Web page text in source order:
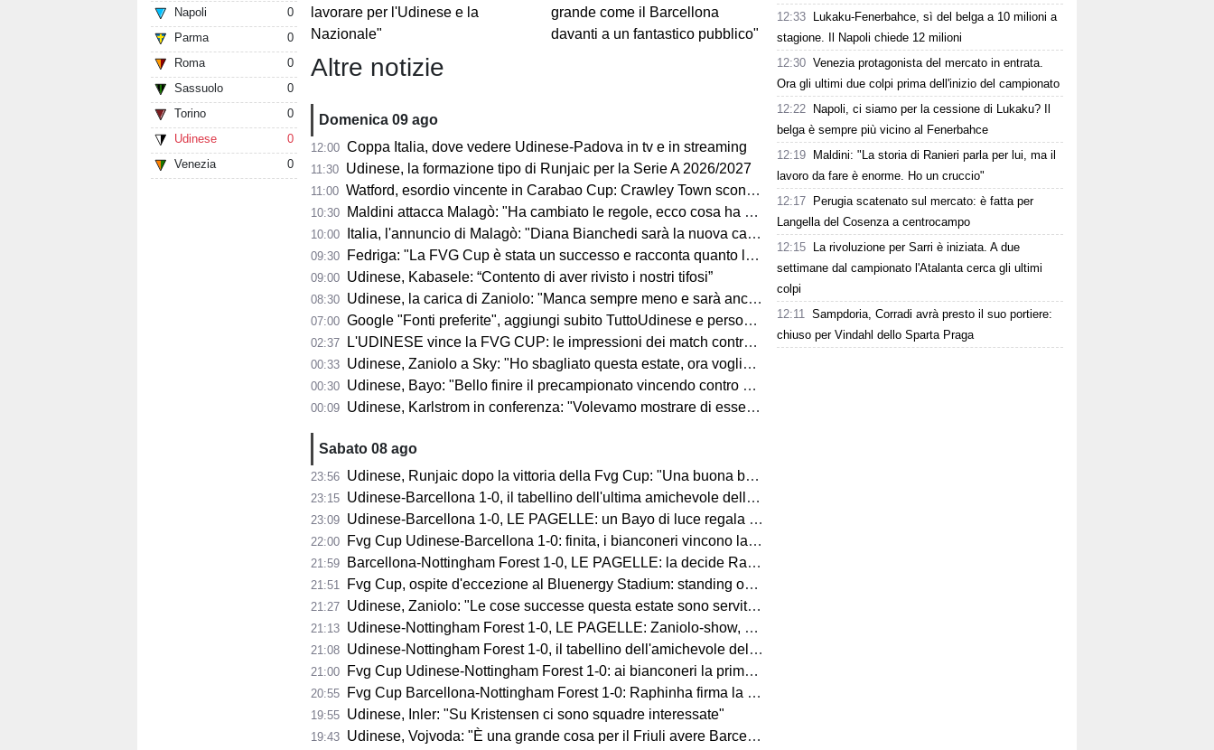
Napoli
0
Parma
0
Roma
0
Sassuolo
0
Torino
0
Udinese
0
Venezia
0
lavorare per l'Udinese e la
Nazionale"
grande come il Barcellona
davanti a un fantastico pubblico"
Altre notizie
Domenica 09 ago
12:00 Coppa Italia, dove vedere Udinese-Padova in tv e in streaming
11:30 Udinese, la formazione tipo di Runjaic per la Serie A 2026/2027
11:00 Watford, esordio vincente in Carabao Cup: Crawley Town sconfitto con un gol nel recupero
10:30 Maldini attacca Malagò: "Ha cambiato le regole, ecco cosa ha detto a me e a Leonardo"
10:00 Italia, l'annuncio di Malagò: "Diana Bianchedi sarà la nuova capodelegazione della Nazionale"
09:30 Fedriga: "La FVG Cup è stata un successo e racconta quanto lontano possiamo arrivare come regione"
09:00 Udinese, Kabasele: “Contento di aver rivisto i nostri tifosi”
08:30 Udinese, la carica di Zaniolo: "Manca sempre meno e sarà ancora tutto più bello"
07:00 Google "Fonti preferite", aggiungi subito TuttoUdinese e personalizza le tue notizie
02:37 L'UDINESE vince la FVG CUP: le impressioni dei match contro Barcellona e Nottingham Forest
00:33 Udinese, Zaniolo a Sky: "Ho sbagliato questa estate, ora voglio lavorare per l'Udinese e la Nazionale"
00:30 Udinese, Bayo: "Bello finire il precampionato vincendo contro una grande come il Barcellona davanti a un fantastico pubblico"
00:09 Udinese, Karlstrom in conferenza: "Volevamo mostrare di essere pronti per la stagione"
Sabato 08 ago
23:56 Udinese, Runjaic dopo la vittoria della Fvg Cup: "Una buona base su cui costruire"
23:15 Udinese-Barcellona 1-0, il tabellino dell'ultima amichevole della FVG Cup
23:09 Udinese-Barcellona 1-0, LE PAGELLE: un Bayo di luce regala la Fvg Cup
22:00 Fvg Cup Udinese-Barcellona 1-0: finita, i bianconeri vincono la prima edizione
21:59 Barcellona-Nottingham Forest 1-0, LE PAGELLE: la decide Raphinha su rigore
21:51 Fvg Cup, ospite d'eccezione al Bluenergy Stadium: standing ovation per Handanovic
21:27 Udinese, Zaniolo: "Le cose successe questa estate sono servite per tornare più forte di prima"
21:13 Udinese-Nottingham Forest 1-0, LE PAGELLE: Zaniolo-show, Solet decisivo
21:08 Udinese-Nottingham Forest 1-0, il tabellino dell'amichevole della Fvg Cup
21:00 Fvg Cup Udinese-Nottingham Forest 1-0: ai bianconeri la prima amichevole!
20:55 Fvg Cup Barcellona-Nottingham Forest 1-0: Raphinha firma la vittoria blaugrana
19:55 Udinese, Inler: "Su Kristensen ci sono squadre interessate"
19:43 Udinese, Vojvoda: "È una grande cosa per il Friuli avere Barcellona e Nottingham qui, ma vogliamo vincere noi"
12:33
Lukaku-Fenerbahce, sì del belga a 10 milioni a
stagione. Il Napoli chiede 12 milioni
12:30 Venezia protagonista del mercato in entrata.
Ora gli ultimi due colpi prima dell'inizio del campionato
12:22
Napoli, ci siamo per la cessione di Lukaku? Il
belga è sempre più vicino al Fenerbahce
12:19
Maldini: "La storia di Ranieri parla per lui, ma il
lavoro da fare è enorme. Ho un cruccio"
12:17
Perugia scatenato sul mercato: è fatta per
Langella del Cosenza a centrocampo
12:15
La rivoluzione per Sarri è iniziata. A due
settimane dal campionato l'Atalanta cerca gli ultimi
colpi
12:11 Sampdoria, Corradi avrà presto il suo portiere:
chiuso per Vindahl dello Sparta Praga